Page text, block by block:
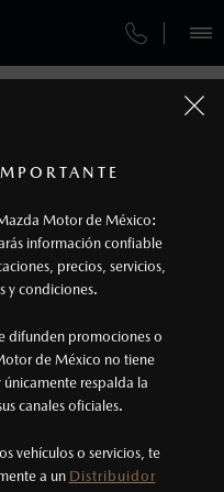
Motor de México:
información confiable
precios, servicios,
y condiciones.
difunden promociones o
de México no tiene
respalda la
canales oficiales.
vehículos o servicios, te
a un Distribuidor
indicados en esta
los Estados Unidos
e I.S.A.N., y
aviso, no incluyen:
seguro y gastos
México, se reserva el
especificaciones y los
sin aviso previo al
ilustrativas.